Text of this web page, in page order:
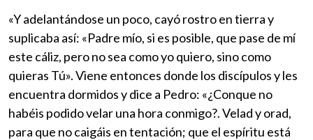
«Y adelantándose un poco, cayó rostro en tierra y
suplicaba así: «Padre mío, si es posible, que pase de mí
este cáliz, pero no sea como yo quiero, sino como
quieras Tú». Viene entonces donde los discípulos y les
encuentra dormidos y dice a Pedro: «¿Conque no
habéis podido velar una hora conmigo?. Velad y orad,
para que no caigáis en tentación; que el espíritu está